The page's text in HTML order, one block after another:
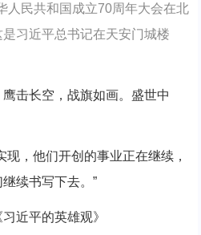
人民共和国成立70周年大会在北
习近平总书记在天安门城楼
长空，战旗如画。盛世中
，他们开创的事业正在继续，
续书写下去。”
平的英雄观》